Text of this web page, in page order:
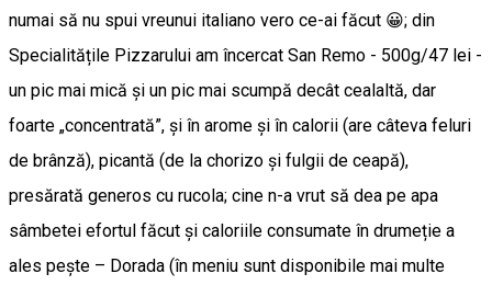
numai să nu spui vreunui italiano vero ce-ai făcut 😀; din
Specialitățile Pizzarului am încercat San Remo - 500g/47 lei -
un pic mai mică și un pic mai scumpă decât cealaltă, dar
foarte „concentrată”, și în arome și în calorii (are câteva feluri
de brânză), picantă (de la chorizo și fulgii de ceapă),
presărată generos cu rucola; cine n-a vrut să dea pe apa
sâmbetei efortul făcut și caloriile consumate în drumeție a
ales pește – Dorada (în meniu sunt disponibile mai multe